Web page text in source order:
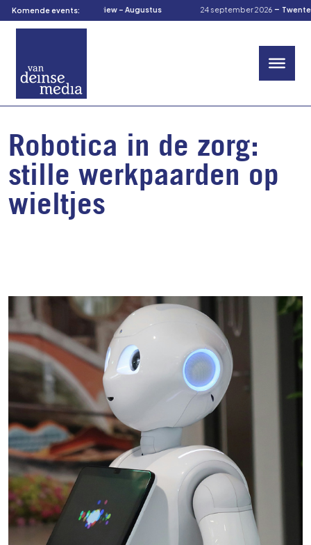
Komende events:
2026-TOM’s Preview – Augustus 24 september 2026-
Robotica in de zorg:
stille werkpaarden op
wieltjes